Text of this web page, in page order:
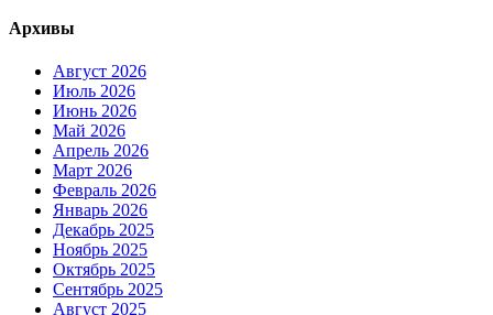
Архивы
Август 2026
Июль 2026
Июнь 2026
Май 2026
Апрель 2026
Март 2026
Февраль 2026
Январь 2026
Декабрь 2025
Ноябрь 2025
Октябрь 2025
Сентябрь 2025
Август 2025